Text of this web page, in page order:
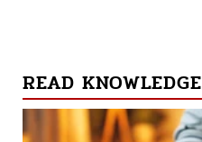
READ KNOWLEDGE